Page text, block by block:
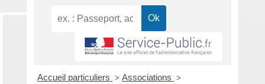
Accueil particuliers > Associations >